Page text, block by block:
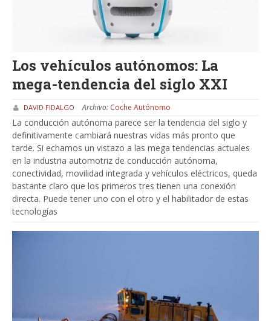
Los vehículos autónomos: La
mega-tendencia del siglo XXI
DAVID FIDALGO Archivo: Coche Autónomo
La conducción autónoma parece ser la tendencia del siglo y
definitivamente cambiará nuestras vidas más pronto que
tarde. Si echamos un vistazo a las mega tendencias actuales
en la industria automotriz de conducción autónoma,
conectividad, movilidad integrada y vehículos eléctricos, queda
bastante claro que los primeros tres tienen una conexión
directa. Puede tener uno con el otro y el habilitador de estas
tecnologías